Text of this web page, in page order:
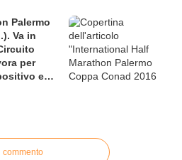
Palermo
Va in
per
e